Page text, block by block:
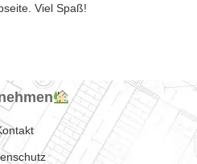
Viel Spaß!